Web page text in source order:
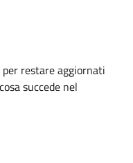
restare aggiornati
succede nel